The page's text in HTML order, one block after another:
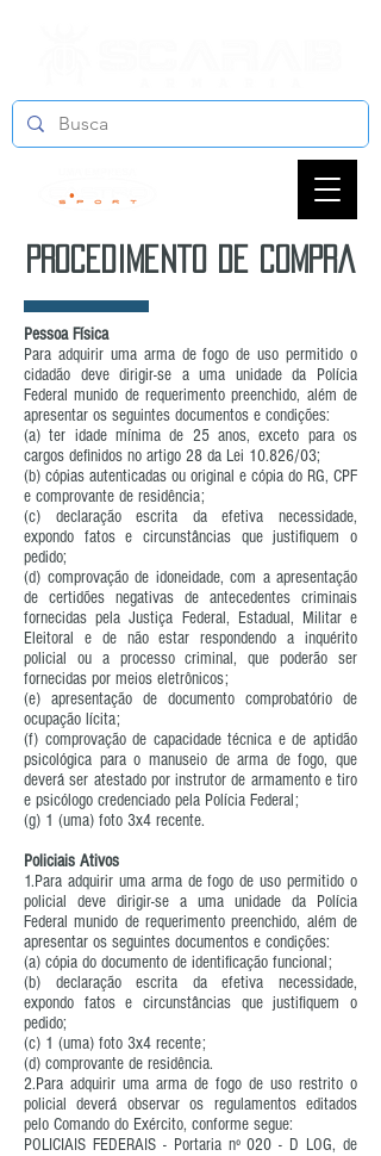
procedimento de compra
Pessoa Física
Para adquirir uma arma de fogo de uso permitido o
cidadão deve dirigir-se a uma unidade da Polícia
Federal munido de requerimento preenchido, além de
apresentar os seguintes documentos e condições:
(a) ter idade mínima de 25 anos, exceto para os
cargos definidos no artigo 28 da Lei 10.826/03;
(b) cópias autenticadas ou original e cópia do RG, CPF
e comprovante de residência;
(c) declaração escrita da efetiva necessidade,
expondo fatos e circunstâncias que justifiquem o
pedido;
(d) comprovação de idoneidade, com a apresentação
de certidões negativas de antecedentes criminais
fornecidas pela Justiça Federal, Estadual, Militar e
Eleitoral e de não estar respondendo a inquérito
policial ou a processo criminal, que poderão ser
fornecidas por meios eletrônicos;
(e) apresentação de documento comprobatório de
ocupação lícita;
(f) comprovação de capacidade técnica e de aptidão
psicológica para o manuseio de arma de fogo, que
deverá ser atestado por instrutor de armamento e tiro
e psicólogo credenciado pela Polícia Federal;
(g) 1 (uma) foto 3x4 recente.
Policiais Ativos
1.Para adquirir uma arma de fogo de uso permitido o
policial deve dirigir-se a uma unidade da Polícia
Federal munido de requerimento preenchido, além de
apresentar os seguintes documentos e condições:
(a) cópia do documento de identificação funcional;
(b) declaração escrita da efetiva necessidade,
expondo fatos e circunstâncias que justifiquem o
pedido;
(c) 1 (uma) foto 3x4 recente;
(d) comprovante de residência.
2.Para adquirir uma arma de fogo de uso restrito o
policial deverá observar os regulamentos editados
pelo Comando do Exército, conforme segue:
POLICIAIS FEDERAIS - Portaria nº 020 - D LOG, de